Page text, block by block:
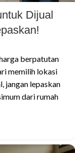
Dijual
berpatutan
memilih lokasi
jangan lepaskan
dari rumah